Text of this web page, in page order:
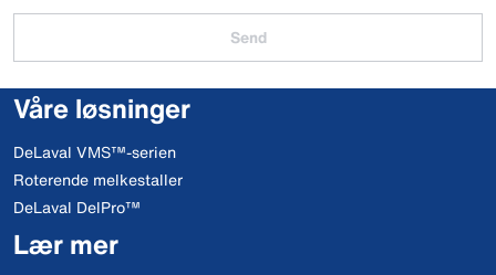
Send
Våre løsninger
DeLaval VMS™-serien
Roterende melkestaller
DeLaval DelPro™
Lær mer